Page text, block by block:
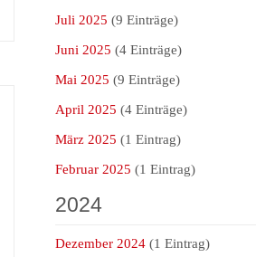
Juli 2025 (9 Einträge)
Juni 2025 (4 Einträge)
Mai 2025 (9 Einträge)
April 2025 (4 Einträge)
März 2025 (1 Eintrag)
Februar 2025 (1 Eintrag)
2024
Dezember 2024(1 Eintrag)